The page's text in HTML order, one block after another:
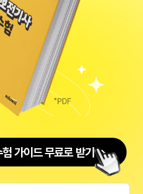
가이드 무료로 받기